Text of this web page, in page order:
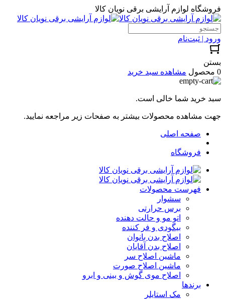
فروشگاه لوازم آرایشی برقی نویان کالا
ورود | ثبت‌نام
بستن
0 محصول
مشاهده سبد خرید
سبد خرید شما خالی است.
جهت مشاهده محصولات بیشتر به صفحات زیر مراجعه نمایید.
صفحه اصلی
فروشگاه
فهرست محصولات
سشوار
برس حرارتی
اتو مو و حالت دهنده
بیگودی و فر کننده
اصلاح بدن بانوان
اصلاح بدن آقایان
ماشین اصلاح سر
ماشین اصلاح صورت
اصلاح موی گوش و بینی و ابرو
برندها
مک استایلر